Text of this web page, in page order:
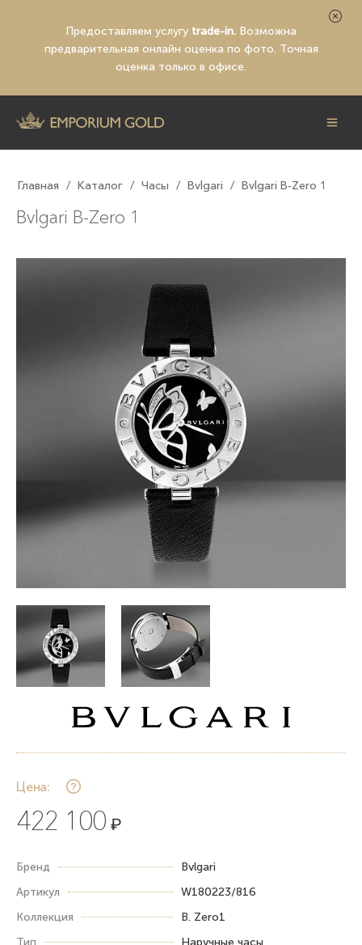
Предоставляем услугу trade-in. Возможна
предварительная онлайн оценка по фото. Точная
оценка только в офисе.
Главная / Каталог / Часы / Bvlgari / Bvlgari B-Zero 1
Bvlgari B-Zero 1
Цена:
422 100 ₽
Бренд
Bvlgari
Артикул
W180223/816
Коллекция
B. Zero1
Тип
Наручные часы